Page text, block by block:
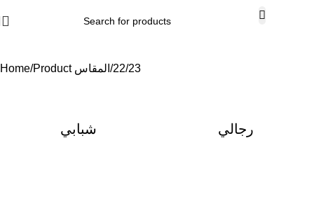
Home Product المقاس 22/23
شبابي رجالي